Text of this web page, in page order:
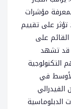
مؤشرات
تؤثر على تقييم
على
قد تشهد
التكنولوجية
في
الدبلوماسية